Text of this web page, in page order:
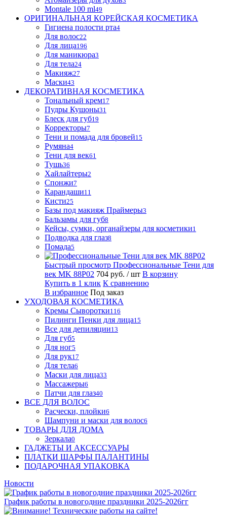
Montale 100 ml49
ОРИГИНАЛЬНАЯ КОРЕЙСКАЯ КОСМЕТИКА
Гигиена полости рта4
Для волос22
Для лица196
Для маникюра3
Для тела24
Макияж27
Маски43
ДЕКОРАТИВНАЯ КОСМЕТИКА
Тональный крем17
Пудры Кушоны31
Блеск для губ19
Корректоры7
Тени и помада для бровей15
Румяна4
Тени для век61
Тушь36
Хайлайтеры2
Спонжи7
Карандаши11
Кисти25
Базы под макияж Праймеры3
Бальзамы для губ8
Кейсы, сумки, органайзеры для косметики1
Подводка для глаз8
Помада5
Быстрый просмотр Профессиональные Тени для
век MK 88P02 704 руб. / шт В корзину
Купить в 1 клик К сравнению
В избранное Под заказ
УХОДОВАЯ КОСМЕТИКА
Кремы Сыворотки116
Пилинги Пенки для лица15
Все для депиляции13
Для губ5
Для ног5
Для рук17
Для тела6
Маски для лица33
Массажеры6
Патчи для глаз40
ВСЕ ДЛЯ ВОЛОС
Расчески, плойки6
Шампуни и маски для волос6
ТОВАРЫ ДЛЯ ДОМА
Зеркала0
ГАДЖЕТЫ И АКСЕССУАРЫ
ПЛАТКИ ШАРФЫ ПАЛАНТИНЫ
ПОДАРОЧНАЯ УПАКОВКА
Новости
График работы в новогодние праздники 2025-2026гг